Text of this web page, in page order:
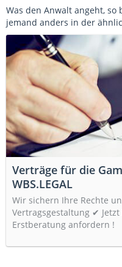
Was den Anwalt angeht,
jemand anders in der
Verträge für die
WBS.LEGAL
Wir sichern Ihre Rechte
Vertragsgestaltung ✔
Erstberatung anfordern !